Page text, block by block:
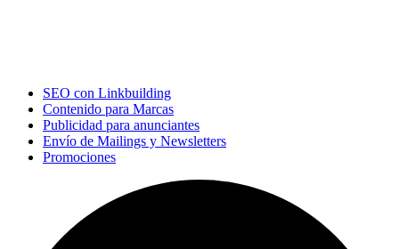
SEO con Linkbuilding
Contenido para Marcas
Publicidad para anunciantes
Envío de Mailings y Newsletters
Promociones